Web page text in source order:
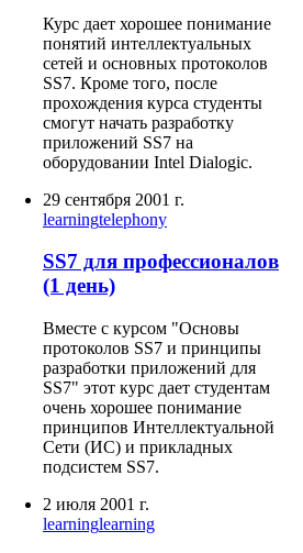
Курс дает хорошее понимание
понятий интеллектуальных
сетей и основных протоколов
SS7. Кроме того, после
прохождения курса студенты
смогут начать разработку
приложений SS7 на
оборудовании Intel Dialogic.
29 сентября 2001 г.
learningtelephony
SS7 для профессионалов
(1 день)
Вместе с курсом "Основы
протоколов SS7 и принципы
разработки приложений для
SS7" этот курс дает студентам
очень хорошее понимание
принципов Интеллектуальной
Сети (ИС) и прикладных
подсистем SS7.
2 июля 2001 г.
learninglearning